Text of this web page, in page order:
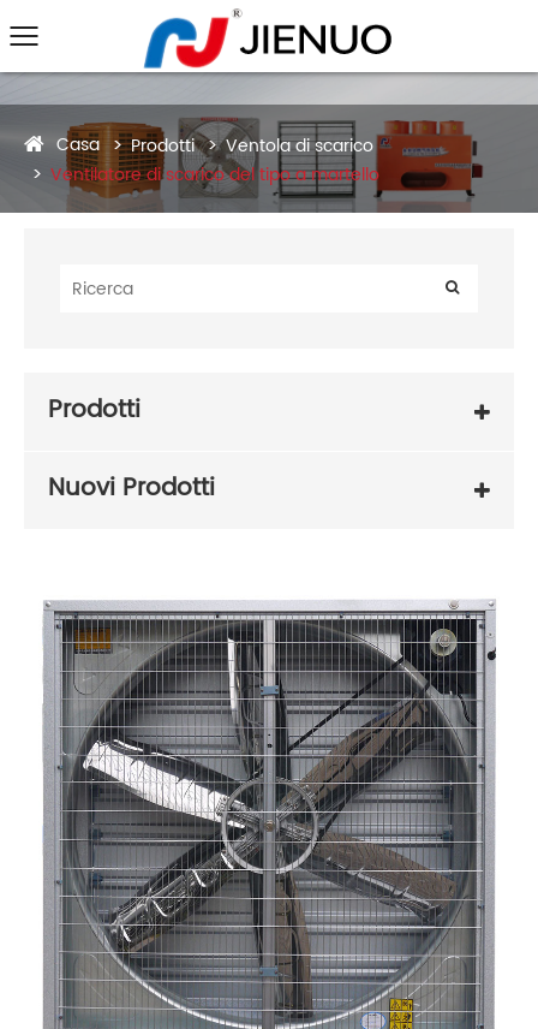
Casa Prodotti
Ventola di scarico
Ventilatore di scarico del tipo a martello
Prodotti
Nuovi Prodotti